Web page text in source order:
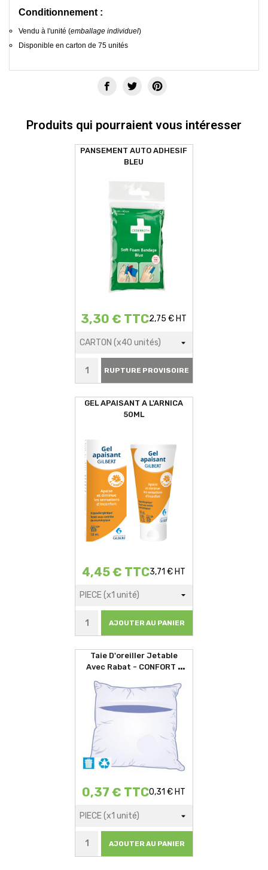
Conditionnement :
Vendu à l'unité (emballage individuel)
Disponible en carton de 75 unités
Produits qui pourraient vous intéresser
PANSEMENT AUTO ADHESIF
BLEU
3,30 € TTC2,75 € HT
RUPTURE PROVISOIRE
GEL APAISANT A L'ARNICA
50ML
4,45 € TTC3,71 € HT
AJOUTER AU PANIER
Taie D'oreiller Jetable
Avec Rabat - CONFORT -
0,37 € TTC0,31 € HT
AJOUTER AU PANIER